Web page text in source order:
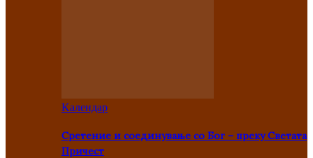
Kалендар
Сретение и соединување со Бог – преку Светата
Причест